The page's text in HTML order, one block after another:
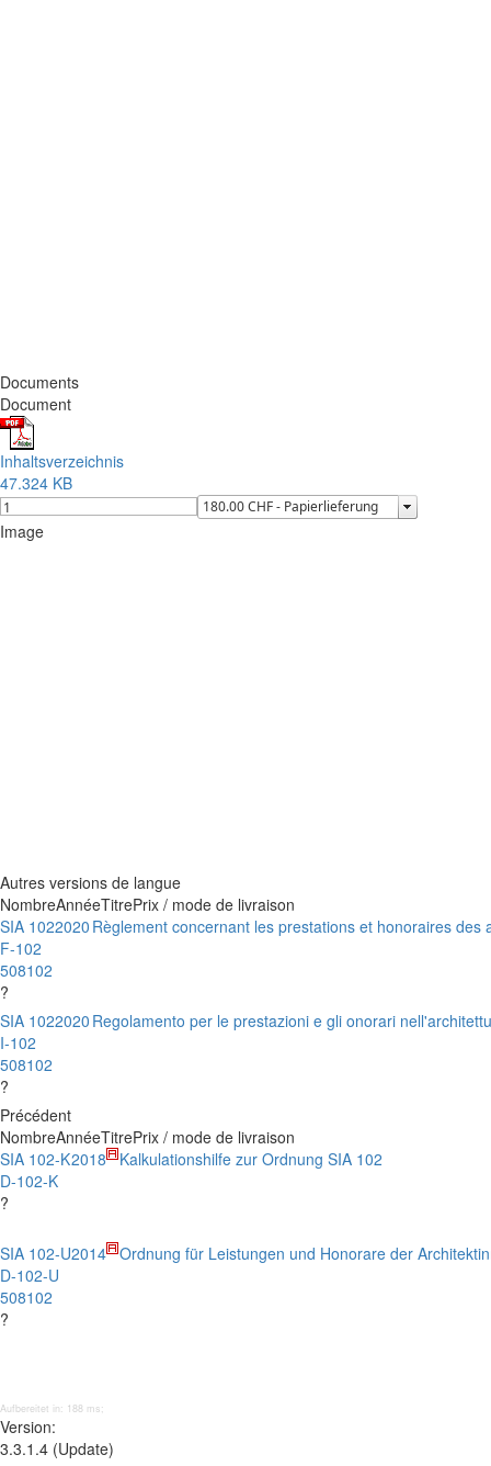
Documents
Document
Inhaltsverzeichnis
47.324 KB
Image
Autres versions de langue
NombreAnnéeTitrePrix / mode de livraison
SIA 102
F-102
508102
?
2020 Règlement concernant les prestations et honoraires des
SIA 102
I-102
508102
?
2020 Regolamento per le prestazioni e gli onorari
Précédent
NombreAnnéeTitrePrix / mode de livraison
SIA 102-K
D-102-K
?
2018 Kalkulationshilfe zur Ordnung SIA 102
SIA 102-U
D-102-U
508102
?
2014 Ordnung für Leistungen und Honorare der
Aufbereitet in: 188 ms;
Version:
3.3.1.4 (Update)